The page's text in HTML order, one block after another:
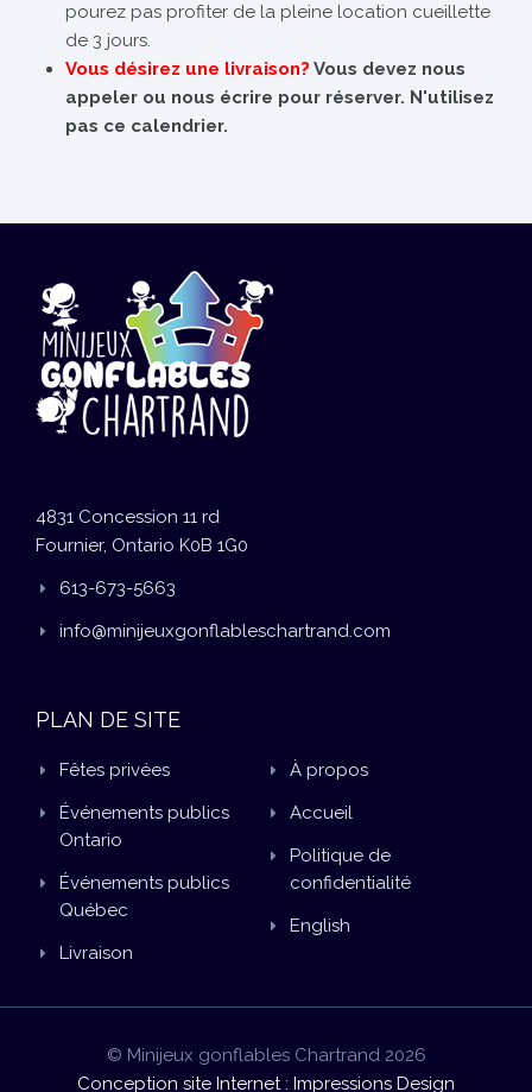
pourez pas profiter de la pleine location cueillette
de 3 jours.
Vous désirez une livraison? Vous devez nous
appeler ou nous écrire pour réserver. N'utilisez
pas ce calendrier.
4831 Concession 11 rd
Fournier, Ontario K0B 1G0
613-673-5663
info@minijeuxgonflableschartrand.com
PLAN DE SITE
Fêtes privées
Événements publics
Ontario
Événements publics
Québec
Livraison
À propos
Accueil
Politique de
confidentialité
English
© Minijeux gonflables Chartrand 2026
Conception site Internet : Impressions Design